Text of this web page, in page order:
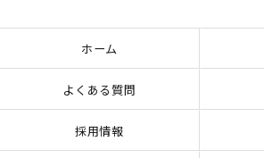
ホーム
よくある質問
採用情報